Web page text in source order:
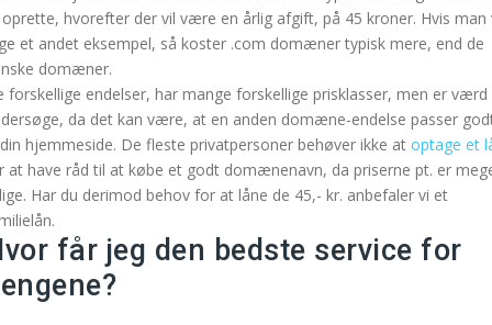
hvorefter der vil være en årlig afgift, på 45 kroner. Hvis man
et andet eksempel, så koster .com domæner typisk mere, end de
domæner.
forskellige endelser, har mange forskellige prisklasser, men er værd
da det kan være, at en anden domæne-endelse passer
hjemmeside. De fleste privatpersoner behøver ikke at optage et
at have råd til at købe et godt domænenavn, da priserne pt. er
Har du derimod behov for at låne de 45,- kr. anbefaler vi et
får jeg den bedste service for